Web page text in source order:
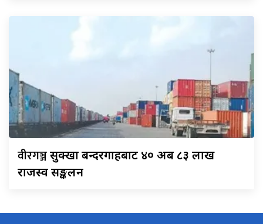
वीरगञ्जसुक्खा बन्दरगाहबाट ४० अर्ब ८३ लाख
राजस्व सङ्कलन